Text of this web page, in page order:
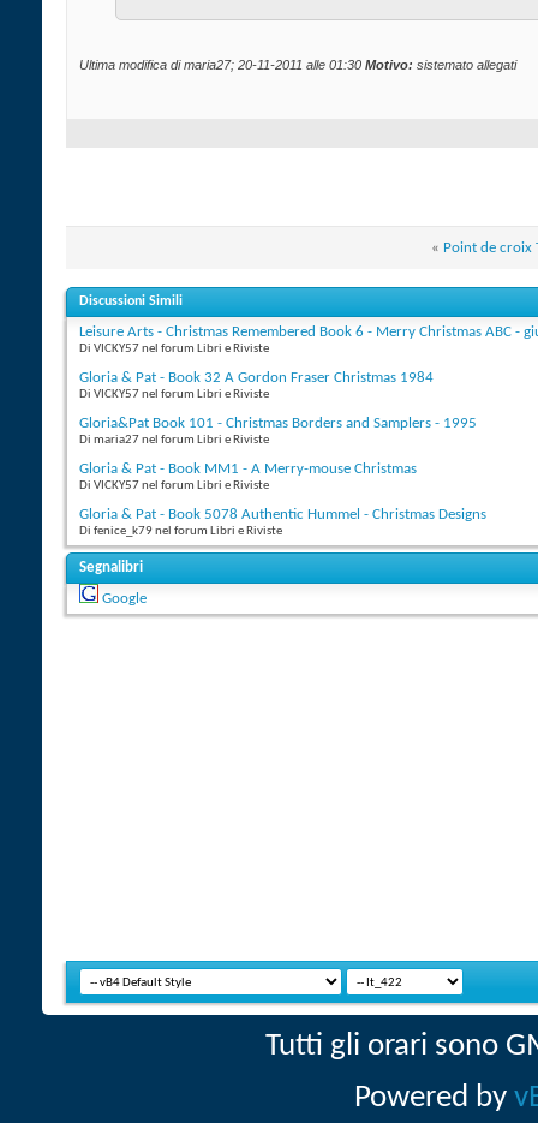
Ultima modifica di maria27; 20-11-2011 alle 01:30 Motivo: sistemato allegati
« Point de croix
Discussioni Simili
Leisure Arts - Christmas Remembered Book 6 - Merry Christmas ABC -
Di VICKY57 nel forum Libri e Riviste
Gloria & Pat - Book 32 A Gordon Fraser Christmas 1984
Di VICKY57 nel forum Libri e Riviste
Gloria&Pat Book 101 - Christmas Borders and Samplers - 1995
Di maria27 nel forum Libri e Riviste
Gloria & Pat - Book MM1 - A Merry-mouse Christmas
Di VICKY57 nel forum Libri e Riviste
Gloria & Pat - Book 5078 Authentic Hummel - Christmas Designs
Di fenice_k79 nel forum Libri e Riviste
Segnalibri
Google
Tutti gli orari sono
Powered by